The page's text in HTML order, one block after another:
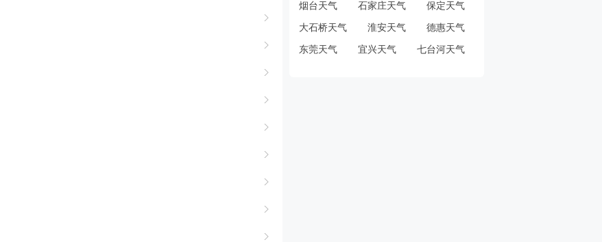
烟台天气 石家庄天气 保定天气
大石桥天气 淮安天气 德惠天气
东莞天气 宜兴天气 七台河天气